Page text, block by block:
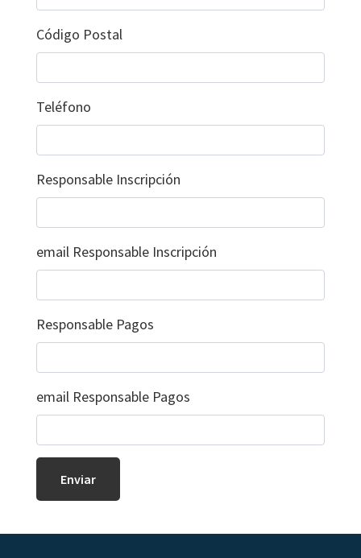
Código Postal
Teléfono
Responsable Inscripción
email Responsable Inscripción
Responsable Pagos
email Responsable Pagos